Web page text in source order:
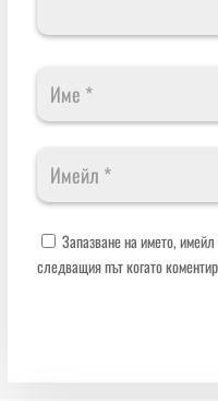
Запазване на името,
следващия път когато